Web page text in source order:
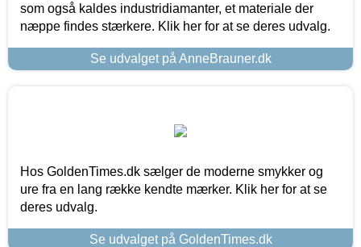
som også kaldes industridiamanter, et materiale der
næppe findes stærkere. Klik her for at se deres udvalg.
Se udvalget på AnneBrauner.dk
Hos GoldenTimes.dk sælger de moderne smykker og
ure fra en lang række kendte mærker. Klik her for at se
deres udvalg.
Se udvalget på GoldenTimes.dk